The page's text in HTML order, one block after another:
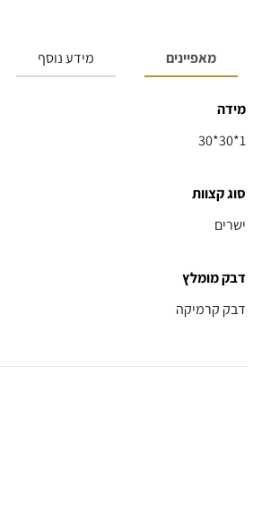
מאפיינים מידע נוסף
מידה
30*30*1
סוג קצוות
ישרים
דבק מומלץ
דבק קרמיקה